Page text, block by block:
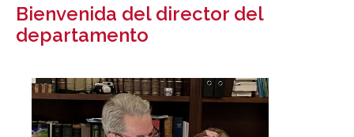
Investigación
here:
Bienvenida del director del
departamento